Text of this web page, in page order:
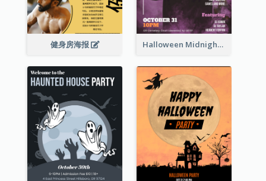
健身房海报 Halloween Midnight Party Poster